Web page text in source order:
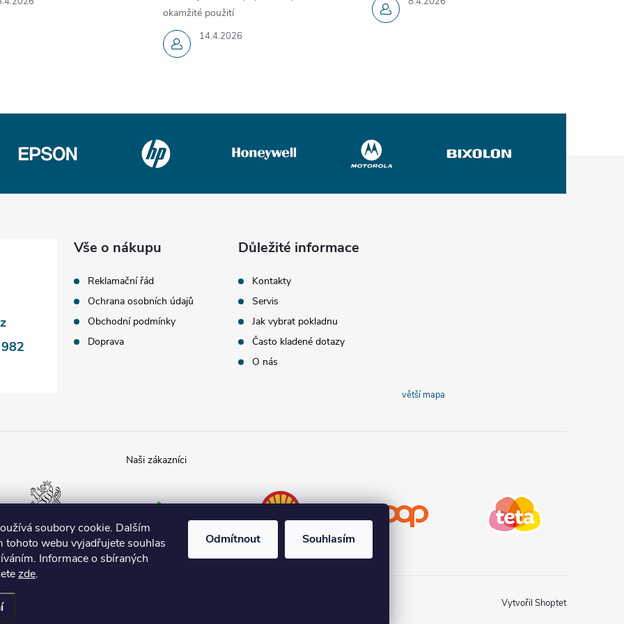
soubory cookie. Dalším
tohoto webu vyjadřujete souhlas
Informace o sbíraných
zde.
Odmítnout Souhlasím
14.4.2026
okamžité použití
Vše o nákupu
Reklamační řád
Ochrana osobních údajů
Obchodní podmínky
Doprava
Důležité informace
Kontakty
Servis
Jak vybrat pokladnu
Často kladené dotazy
O nás
větší mapa
Poslanecká
sněmovna
České
Vytvořil Shoptet
cookies